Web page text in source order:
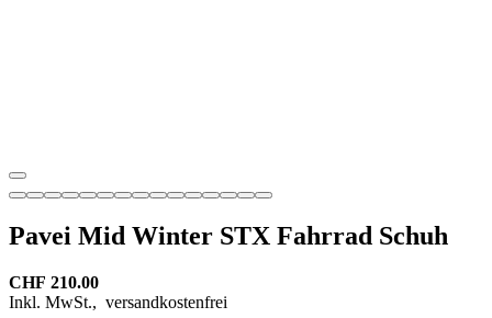
Pavei Mid Winter STX Fahrrad Schuh
CHF 210.00
Inkl. MwSt., versandkostenfrei